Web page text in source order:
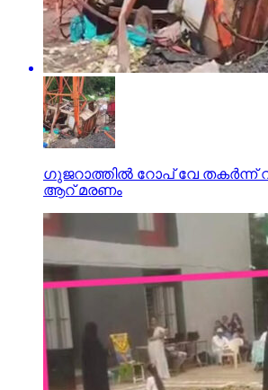
ഗുജറാത്തില്‍ റോപ് വേ തകര്‍ന്ന്
ആറ് മരണം